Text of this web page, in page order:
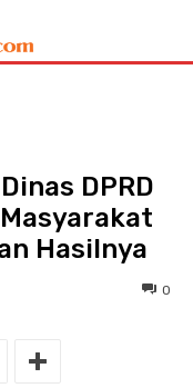
DPRD
Hasilnya
0